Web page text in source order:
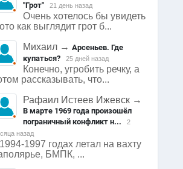
2392
0
0
Арсеньев
"Грот"
21 день назад
Очень хотелось бы увидеть
как выглядит грот б...
Михаил →Арсеньев. Где
купаться?
25 дней назад
Конечно, угробить речку, а
рассказывать, что...
Рафаил Истеев Ижевск →
В марте 1969 года произошёл
пограничный конфликт н...
2
назад
1997 годах летал на вахту
БМПК, ...